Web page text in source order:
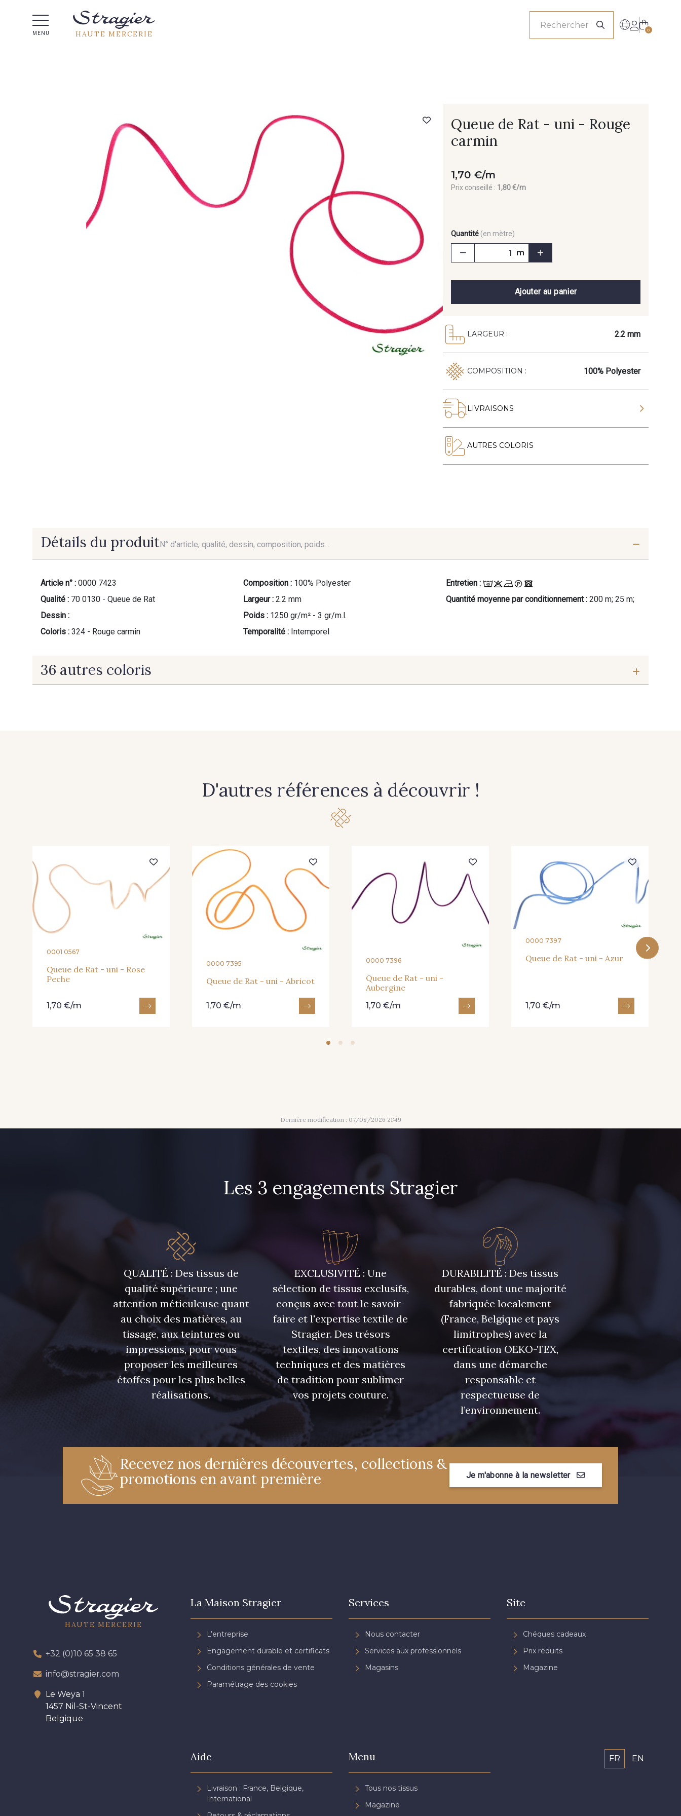
MENU HAUTE MERCERIE 0
Queue de Rat - uni - Rouge
carmin
1,70 €/m
Prix conseillé : 1,80 €/m
Quantité (en mètre)
m
Ajouter au panier
LARGEUR : 2.2 mm
COMPOSITION : 100% Polyester
LIVRAISONS
AUTRES COLORIS
Détails du produitN° d'article, qualité, dessin, composition, poids...
Article n° : 0000 7423
Qualité : 70 0130 - Queue de Rat
Dessin :
Coloris : 324 - Rouge carmin
Composition : 100% Polyester
Largeur : 2.2 mm
Poids : 1250 gr/m² - 3 gr/m.l.
Temporalité : Intemporel
Entretien :
Quantité moyenne par conditionnement : 200 m; 25 m;
36 autres coloris
335 - Rose zéphyr
318 - Turquoise 306 - Vert bouteille 380 - Jaune citron 229 - Vert Golf 392 - Vert menthe 331 - Violet
D'autres références à découvrir !
0001 0567
Queue de Rat - uni - Rose
Peche
1,70 €/m
0000 7395
Queue de Rat - uni - Abricot
1,70 €/m
0000 7396
Queue de Rat - uni -
Aubergine
1,70 €/m
0000 7397
Queue de Rat - uni - Azur
1,70 €/m
Dernière modification : 07/08/2026 21:49
Les 3 engagements Stragier
QUALITÉ : Des tissus de
qualité supérieure ; une
attention méticuleuse quant
au choix des matières, au
tissage, aux teintures ou
impressions, pour vous
proposer les meilleures
étoffes pour les plus belles
réalisations.
EXCLUSIVITÉ : Une
sélection de tissus exclusifs,
conçus avec tout le savoir-
faire et l'expertise textile de
Stragier. Des trésors
textiles, des innovations
techniques et des matières
de tradition pour sublimer
vos projets couture.
DURABILITÉ : Des tissus
durables, dont une majorité
fabriquée localement
(France, Belgique et pays
limitrophes) avec la
certification OEKO-TEX,
dans une démarche
responsable et
respectueuse de
l’environnement.
Recevez nos dernières découvertes, collections &
promotions en avant première
Je m'abonne à la newsletter
HAUTE MERCERIE
+32 (0)10 65 38 65
info@stragier.com
Le Weya 1
1457 Nil-St-Vincent
Belgique
La Maison Stragier
L’entreprise
Engagement durable et certificats
Conditions générales de vente
Paramétrage des cookies
Services
Nous contacter
Services aux professionnels
Magasins
Site
Chéques cadeaux
Prix réduits
Magazine
Aide
Livraison : France, Belgique,
International
Menu
Tous nos tissus
Magazine
FR EN